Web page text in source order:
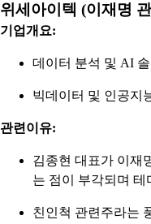
위세아이텍 (이재명
기업개요:
데이터 분석 및 AI
빅데이터 및 인공지
관련이유:
김종현 대표가 이재
는 점이 부각되며
친인척 관련주라는